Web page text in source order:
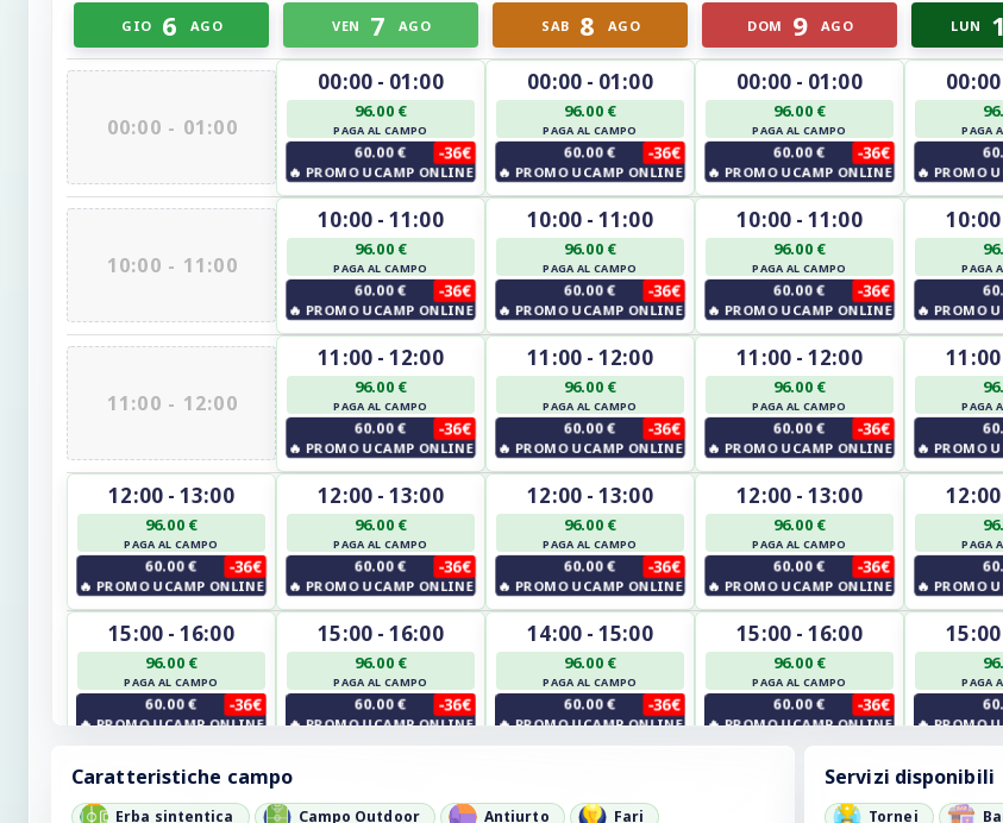
GIO 6 AGO VEN 7 AGO SAB 8 AGO DOM 9 AGO LUN
00:00 - 01:00
00:00 - 01:00
96.00 €
PAGA AL CAMPO
-36€
60.00 €
🔥 PROMO UCAMP ONLINE
00:00 - 01:00
96.00 €
PAGA AL CAMPO
-36€
60.00 €
🔥 PROMO UCAMP ONLINE
00:00 - 01:00
96.00 €
PAGA AL CAMPO
-36€
60.00 €
🔥 PROMO UCAMP ONLINE
PAGA
🔥 PROMO
10:00 - 11:00
10:00 - 11:00
96.00 €
PAGA AL CAMPO
-36€
60.00 €
🔥 PROMO UCAMP ONLINE
10:00 - 11:00
96.00 €
PAGA AL CAMPO
-36€
60.00 €
🔥 PROMO UCAMP ONLINE
10:00 - 11:00
96.00 €
PAGA AL CAMPO
-36€
60.00 €
🔥 PROMO UCAMP ONLINE
PAGA
🔥 PROMO
11:00 - 12:00
11:00 - 12:00
96.00 €
PAGA AL CAMPO
-36€
60.00 €
🔥 PROMO UCAMP ONLINE
11:00 - 12:00
96.00 €
PAGA AL CAMPO
-36€
60.00 €
🔥 PROMO UCAMP ONLINE
11:00 - 12:00
96.00 €
PAGA AL CAMPO
-36€
60.00 €
🔥 PROMO UCAMP ONLINE
PAGA
🔥 PROMO
12:00 - 13:00
96.00 €
PAGA AL CAMPO
-36€
60.00 €
🔥 PROMO UCAMP ONLINE
12:00 - 13:00
96.00 €
PAGA AL CAMPO
-36€
60.00 €
🔥 PROMO UCAMP ONLINE
12:00 - 13:00
96.00 €
PAGA AL CAMPO
-36€
60.00 €
🔥 PROMO UCAMP ONLINE
12:00 - 13:00
96.00 €
PAGA AL CAMPO
-36€
60.00 €
🔥 PROMO UCAMP ONLINE
PAGA
🔥 PROMO
15:00 - 16:00
96.00 €
PAGA AL CAMPO
-36€
60.00 €
🔥PROMO UCAMP ONLINE
15:00 - 16:00
96.00 €
PAGA AL CAMPO
-36€
60.00 €
🔥PROMO UCAMP ONLINE
14:00 - 15:00
96.00 €
PAGA AL CAMPO
-36€
60.00 €
🔥PROMO UCAMP ONLINE
15:00 - 16:00
96.00 €
PAGA AL CAMPO
-36€
60.00 €
🔥PROMO UCAMP ONLINE
PAGA
🔥PROMO
16:00 - 17:00
96.00 € 96.00 € 96.00 €
16:00 - 17:00 16:00
Caratteristiche campo
Erba sintentica Campo Outdoor Antiurto Fari
Servizi disponibili
Tornei